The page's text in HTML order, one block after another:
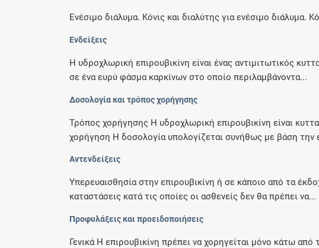
Ενέσιμο διάλυμα. Κόνις και διαλύτης για ενέσιμο διάλυμα.
Ενδείξεις
Η υδροχλωρική επιρουβικίνη είναι ένας αντιμιτωτικός
σε ένα ευρύ φάσμα καρκίνων στο οποίο περιλαμβάνοντα...
Δοσολογία και τρόπος χορήγησης
Τρόπος χορήγησης Η υδροχλωρική επιρουβικίνη είναι
χορήγηση Η δοσολογία υπολογίζεται συνήθως με βάση την
Αντενδείξεις
Υπερευαισθησία στην επιρουβικίνη ή σε κάποιο από τα
καταστάσεις κατά τις οποίες οι ασθενείς δεν θα πρέπει να...
Προφυλάξεις και προειδοποιήσεις
Γενικά Η επιρουβικίνη πρέπει να χορηγείται μόνο κάτω